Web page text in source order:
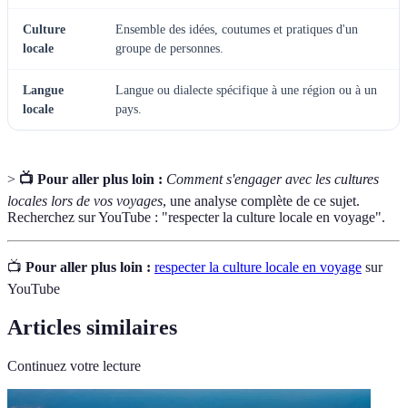
Culture
locale
Ensemble des idées, coutumes et pratiques d'un
groupe de personnes.
Langue
locale
Langue ou dialecte spécifique à une région ou à un
pays.
> 📺 Pour aller plus loin : Comment s'engager avec les cultures
locales lors de vos voyages, une analyse complète de ce sujet.
Recherchez sur YouTube : "respecter la culture locale en voyage".
📺 Pour aller plus loin : respecter la culture locale en voyage sur
YouTube
Articles similaires
Continuez votre lecture